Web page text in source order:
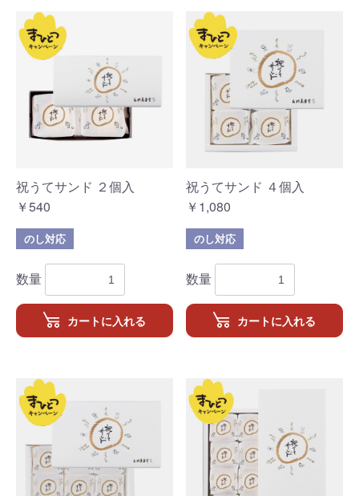
祝うてサンド ２個入
￥540
のし対応
数量
カートに入れる
祝うてサンド ４個入
￥1,080
のし対応
数量
カートに入れる